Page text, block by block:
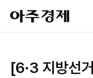
아
주
경
[6·3 지방선